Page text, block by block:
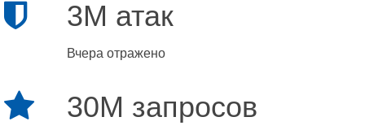
3M атак
Вчера отражено
30M запросов